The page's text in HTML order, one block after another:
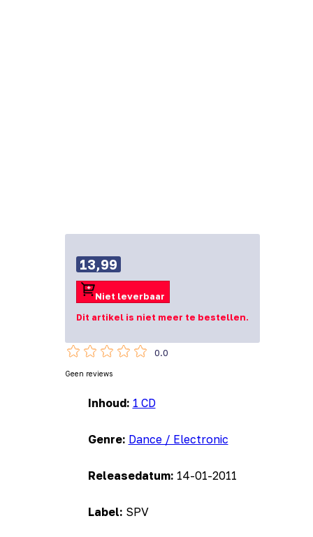
Inhoud: 1 CD
Genre: Dance / Electronic
Releasedatum: 14-01-2011
Label: SPV
13,99
Niet leverbaar
Dit artikel is niet meer te bestellen.
0.0
Geen reviews